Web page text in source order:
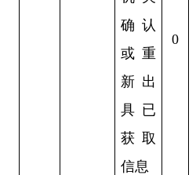
确认
或重
新出
具已
获取
信息
0